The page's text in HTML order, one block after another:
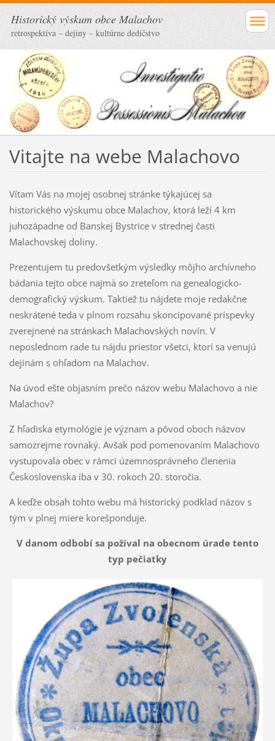
Historický výskum obce Malachov
retrospektíva – dejiny – kultúrne dedičstvo
Vitajte na webe Malachovo
Vítam Vás na mojej osobnej stránke týkajúcej sa
historického výskumu obce Malachov, ktorá leží 4 km
juhozápadne od Banskej Bystrice v strednej časti
Malachovskej doliny.
Prezentujem tu predovšetkým výsledky môjho archívneho
bádania tejto obce najmä so zreteľom na genealogicko-
demografický výskum. Taktiež tu nájdete moje redakčne
neskrátené teda v plnom rozsahu skoncipované príspevky
zverejnené na stránkach Malachovských novín. V
neposlednom rade tu nájdu priestor všetci, ktorí sa venujú
dejinám s ohľadom na Malachov.
Na úvod ešte objasním prečo názov webu Malachovo a nie
Malachov?
Z hľadiska etymológie je význam a pôvod oboch názvov
samozrejme rovnaký. Avšak pod pomenovaním Malachovo
vystupovala obec v rámci územnosprávneho členenia
Československa iba v 30. rokoch 20. storočia.
A keďže obsah tohto webu má historický podklad názov s
tým v plnej miere korešponduje.
V danom odbobí sa požíval na obecnom úrade tento
typ pečiatky